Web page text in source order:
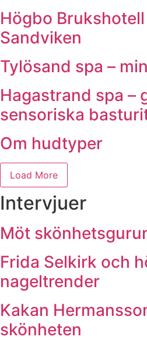
Högbo Brukshotell
Sandviken
Tylösand spa –
Hagastrand spa –
sensoriska
Om hudtyper
Load More
Intervjuer
Möt
Frida Selkirk och
nageltrender
Kakan
skönheten